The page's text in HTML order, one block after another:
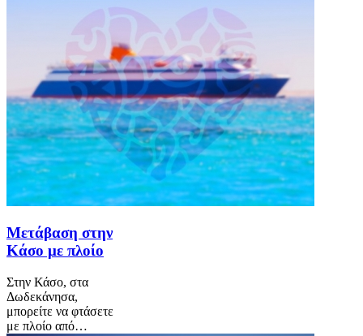
Μετάβαση στην
Κάσο με πλοίο
Στην Κάσο, στα
Δωδεκάνησα,
μπορείτε να φτάσετε
με πλοίο από…